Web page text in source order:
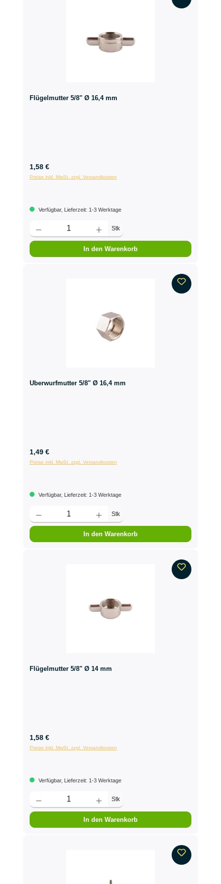
Flügelmutter 5/8" Ø 16,4 mm
1,58 €
Preise inkl. MwSt. zzgl. Versandkosten
Verfügbar, Lieferzeit: 1-3 Werktage
Stk
In den Warenkorb
Überwurfmutter 5/8" Ø 16,4 mm
1,49 €
Preise inkl. MwSt. zzgl. Versandkosten
Verfügbar, Lieferzeit: 1-3 Werktage
Stk
In den Warenkorb
Flügelmutter 5/8" Ø 14 mm
1,58 €
Preise inkl. MwSt. zzgl. Versandkosten
Verfügbar, Lieferzeit: 1-3 Werktage
Stk
In den Warenkorb